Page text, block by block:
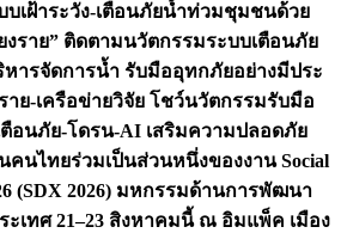
บเฝ้าระวัง-เตือนภัยน้ำท่วมชุมชนด้วย
งราย” ติดตามนวัตกรรมระบบเตือนภัย
ารจัดการน้ำ รับมืออุทกภัยอย่างมีประ
าย-เครือข่ายวิจัย โชว์นวัตกรรมรับมือ
อนภัย-โดรน-AI เสริมความปลอดภัย
คนไทยร่วมเป็นส่วนหนึ่งของงาน Social
(SDX 2026) มหกรรมด้านการพัฒนา
เทศ 21–23 สิงหาคมนี้ ณ อิมแพ็ค เมือง